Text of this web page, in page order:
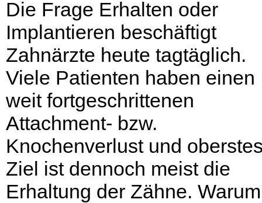
Die Frage Erhalten oder
Implantieren beschäftigt
Zahnärzte heute tagtäglich.
Viele Patienten haben einen
weit fortgeschrittenen
Attachment- bzw.
Knochenverlust und
Ziel ist dennoch meist die
Erhaltung der Zähne. Warum